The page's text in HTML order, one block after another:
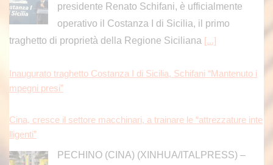
presidente Renato Schifani, è ufficialmente
operativo il Costanza I di Sicilia, il primo
traghetto di proprietà della Regione Siciliana [...]
Inaugurato traghetto Costanza I di Sicilia, Schifani “Mantenuto i
mpegni presi”
Cina, cresce il settore macchinari, a trainare le “attrezzature inte
lligenti”
PECHINO (CINA) (XINHUA/ITALPRESS) –